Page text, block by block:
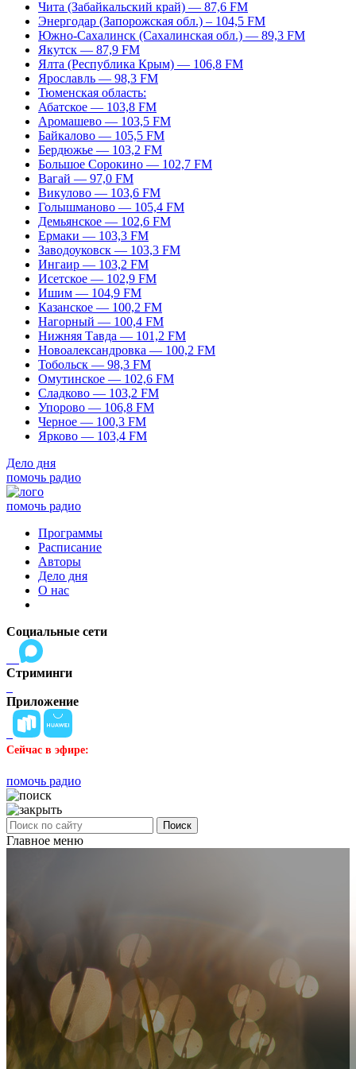
Чита (Забайкальский край) — 87,6 FM
Энергодар (Запорожская обл.) – 104,5 FM
Южно-Сахалинск (Сахалинская обл.) — 89,3 FM
Якутск — 87,9 FM
Ялта (Республика Крым) — 106,8 FM
Ярославль — 98,3 FM
Тюменская область:
Абатское — 103,8 FM
Аромашево — 103,5 FM
Байкалово — 105,5 FM
Бердюжье — 103,2 FM
Большое Сорокино — 102,7 FM
Вагай — 97,0 FM
Викулово — 103,6 FM
Голышманово — 105,4 FM
Демьянское — 102,6 FM
Ермаки — 103,3 FM
Заводоуковск — 103,3 FM
Ингаир — 103,2 FM
Исетское — 102,9 FM
Ишим — 104,9 FM
Казанское — 100,2 FM
Нагорный — 100,4 FM
Нижняя Тавда — 101,2 FM
Новоалександровка — 100,2 FM
Тобольск — 98,3 FM
Омутинское — 102,6 FM
Сладково — 103,2 FM
Упорово — 106,8 FM
Черное — 100,3 FM
Ярково — 103,4 FM
Дело дня
помочь радио
помочь радио
Программы
Расписание
Авторы
Дело дня
О нас
Социальные сети
Стриминги
Приложение
Сейчас в эфире:
помочь радио
Поиск
Главное меню